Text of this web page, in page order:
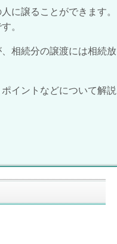
に譲ることができます。
。
相続分の譲渡には相続放
イントなどについて解説